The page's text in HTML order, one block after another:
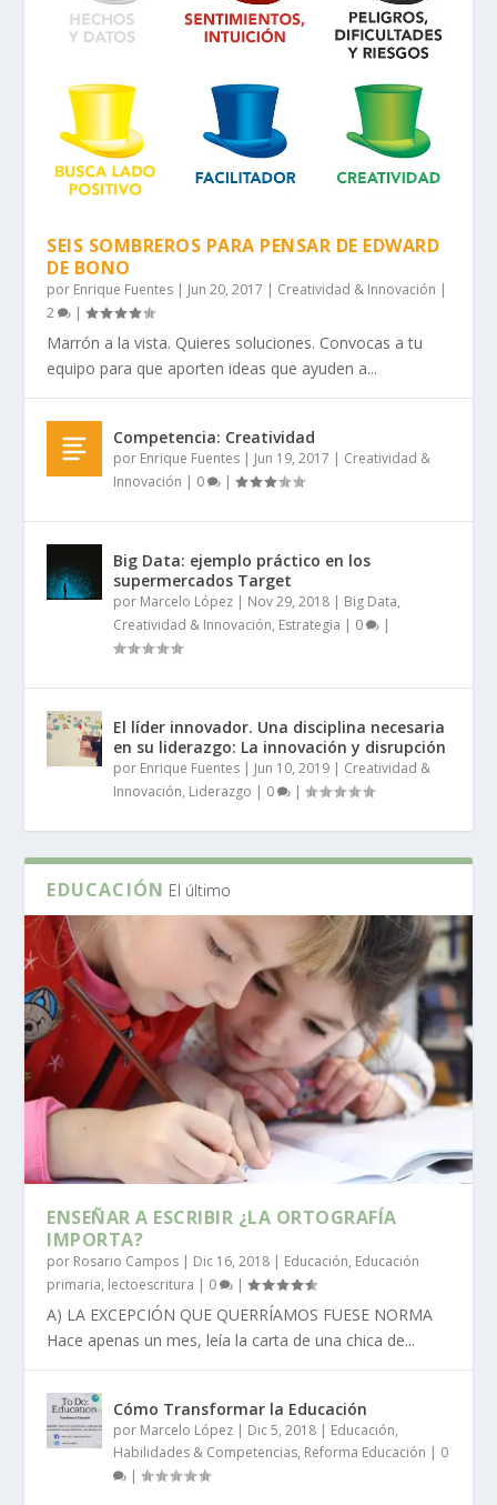
SEIS SOMBREROS PARA PENSAR DE EDWARD
DE BONO
por Enrique Fuentes | Jun 20, 2017 | Creatividad & Innovación |
2
|
Marrón a la vista. Quieres soluciones. Convocas a tu
equipo para que aporten ideas que ayuden a...
Competencia: Creatividad
por Enrique Fuentes | Jun 19, 2017 | Creatividad &
Innovación | 0 |
Big Data: ejemplo práctico en los
supermercados Target
por Marcelo López | Nov 29, 2018 | Big Data,
Creatividad & Innovación, Estrategia | 0 |
El líder innovador. Una disciplina necesaria
en su liderazgo: La innovación y disrupción
por Enrique Fuentes | Jun 10, 2019 | Creatividad &
Innovación, Liderazgo | 0 |
EDUCACIÓN El último
ENSEÑAR A ESCRIBIR ¿LA ORTOGRAFÍA
IMPORTA?
por Rosario Campos | Dic 16, 2018 | Educación, Educación
primaria, lectoescritura | 0 |
A) LA EXCEPCIÓN QUE QUERRÍAMOS FUESE NORMA
Hace apenas un mes, leía la carta de una chica de...
Cómo Transformar la Educación
por Marcelo López | Dic 5, 2018 | Educación,
Habilidades & Competencias, Reforma Educación | 0
|